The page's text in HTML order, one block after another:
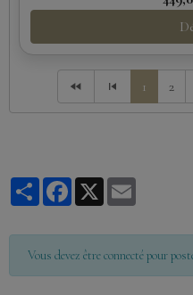
1 2
PartagerFacebook
X
Vous devez être connecté pour